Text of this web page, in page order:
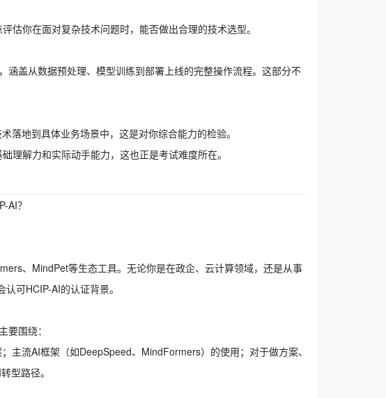
估你在面对复杂技术问题时，能否做出合理的技术选型。
盖从数据预处理、模型训练到部署上线的完整操作流程。这部分不
落地到具体业务场景中，这是对你综合能力的检验。
理解力和实际动手能力，这也正是考试难度所在。
AI？
、MindPet等生态工具。无论你是在政企、云计算领域，还是从事
可HCIP-AI的认证背景。
要围绕：
主流AI框架（如DeepSpeed、MindFormers）的使用；对于做方案、
型路径。